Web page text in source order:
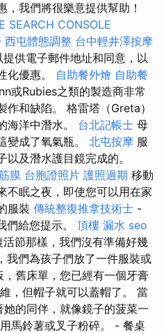
我們將很樂意提供幫助！
SEARCH CONSOLE
西屯體態調整 台中輕井澤按摩
提供電子郵件地址和同意，以
化優惠。 自助餐外燴 自助餐
或Rubies之類的製造商非常
和缺陷。 格雷塔（Greta）
海洋中潛水。 台北記帳士 母
變成了氧氣瓶。 北屯按摩 服
及潛水護目鏡完成的。
膜 台胞證照片 護照過期 移動
不眠之夜，即使您可以用在家
服裝 傳統整復推拿技術士 -
們給您提示。 頂樓 漏水 seo
節那樣，我們沒有準備好幾
我們為孩子們放了一件服裝或
舊床單，您已經有一個牙膏
，但帽子就可以蓋帽了。 當
的同伴，就像鏡子的菠菜一
馬鈴薯或叉子粉碎。 - 餐桌